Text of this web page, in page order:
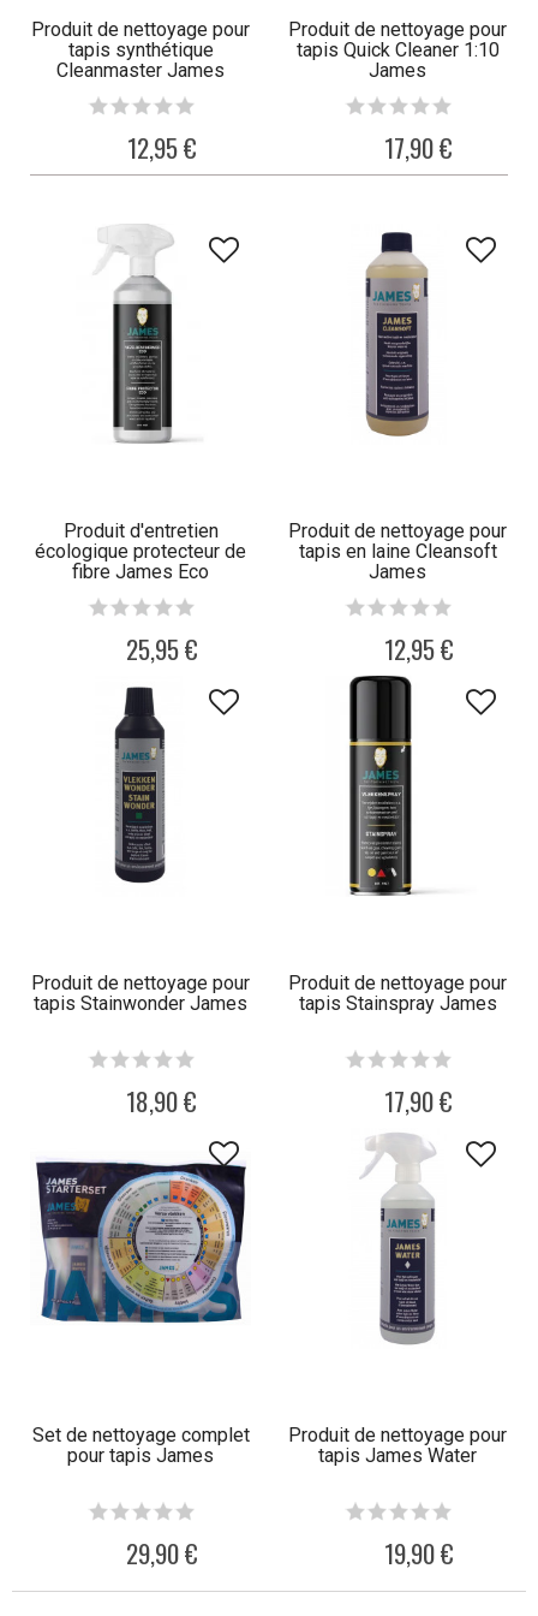
Produit de nettoyage pour
tapis synthétique
Cleanmaster James
12,95 €
Produit de nettoyage pour
tapis Quick Cleaner 1:10
James
17,90 €
Produit d'entretien
écologique protecteur de
fibre James Eco
25,95 €
Produit de nettoyage pour
tapis en laine Cleansoft
James
12,95 €
Produit de nettoyage pour
tapis Stainwonder James
18,90 €
Produit de nettoyage pour
tapis Stainspray James
17,90 €
Set de nettoyage complet
pour tapis James
29,90 €
Produit de nettoyage pour
tapis James Water
19,90 €